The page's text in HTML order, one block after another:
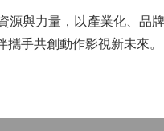
與力量，以產業化、品
手共創動作影視新未來。